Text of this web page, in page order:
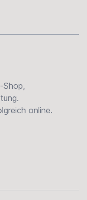
Shop,
online.